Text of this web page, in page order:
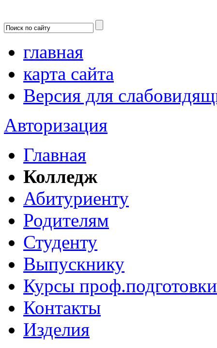
главная
карта сайта
Версия для
Авторизация
Главная
Колледж
Абитуриенту
Родителям
Студенту
Выпускнику
Курсы проф.подготовки
Контакты
Изделия